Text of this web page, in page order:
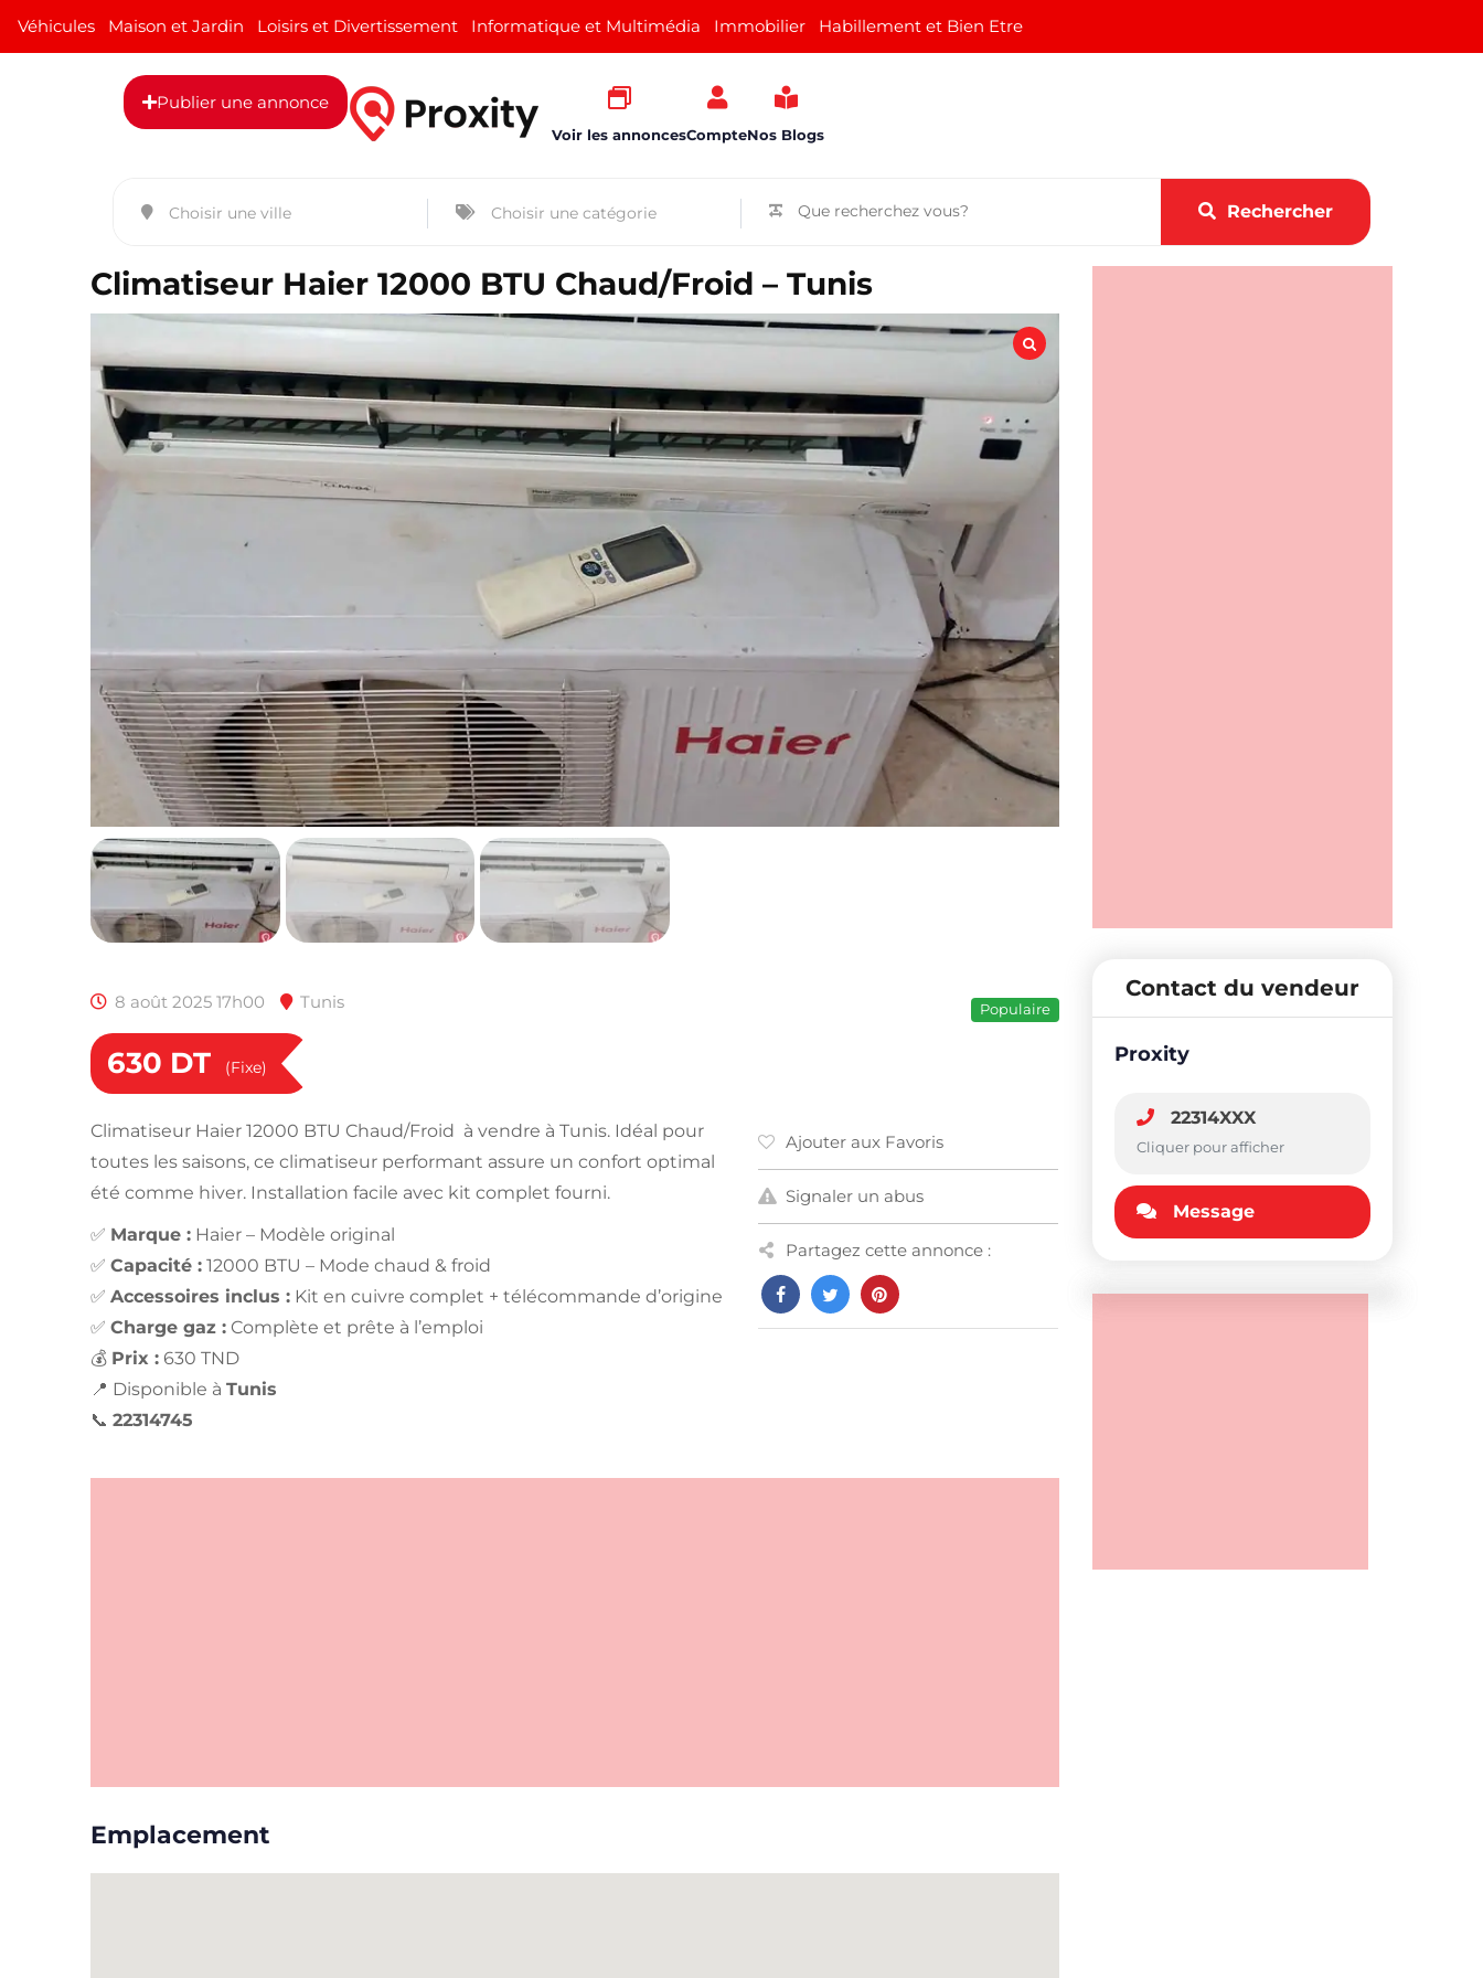
Véhicules Maison et Jardin Loisirs et Divertissement Informatique et Multimédia Immobilier Habillement et Bien Etre
Publier une annonce
Voir les annoncesCompteNos Blogs
Rechercher
Climatiseur Haier 12000 BTU Chaud/Froid – Tunis
8 août 2025 17h00 Tunis Populaire
630 DT (Fixe)
Climatiseur Haier 12000 BTU Chaud/Froid à vendre à Tunis. Idéal pour
toutes les saisons, ce climatiseur performant assure un confort optimal
été comme hiver. Installation facile avec kit complet fourni.
✅ Marque : Haier – Modèle original
✅ Capacité : 12000 BTU – Mode chaud & froid
✅ Accessoires inclus : Kit en cuivre complet + télécommande d’origine
✅ Charge gaz : Complète et prête à l’emploi
💰 Prix : 630 TND
📍 Disponible à Tunis
📞 22314745
Ajouter aux Favoris
Signaler un abus
Partagez cette annonce :
Emplacement
Contact du vendeur
Proxity
22314XXX
Cliquer pour afficher
Message